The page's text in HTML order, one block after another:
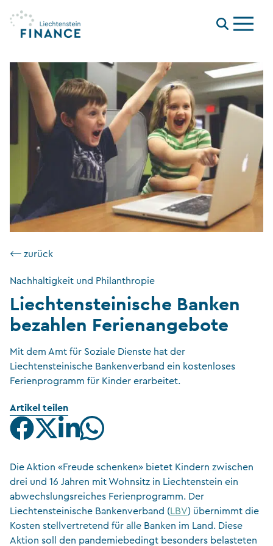
Menu
⟵ zurück
Nachhaltigkeit und Philanthropie
Liechtensteinische Banken
bezahlen Ferienangebote
Mit dem Amt für Soziale Dienste hat der
Liechtensteinische Bankenverband ein kostenloses
Ferienprogramm für Kinder erarbeitet.
Artikel teilen
Die Aktion «Freude schenken» bietet Kindern zwischen
drei und 16 Jahren mit Wohnsitz in Liechtenstein ein
abwechslungsreiches Ferienprogramm. Der
Liechtensteinische Bankenverband (LBV) übernimmt die
Kosten stellvertretend für alle Banken im Land. Diese
Aktion soll den pandemiebedingt besonders belasteten